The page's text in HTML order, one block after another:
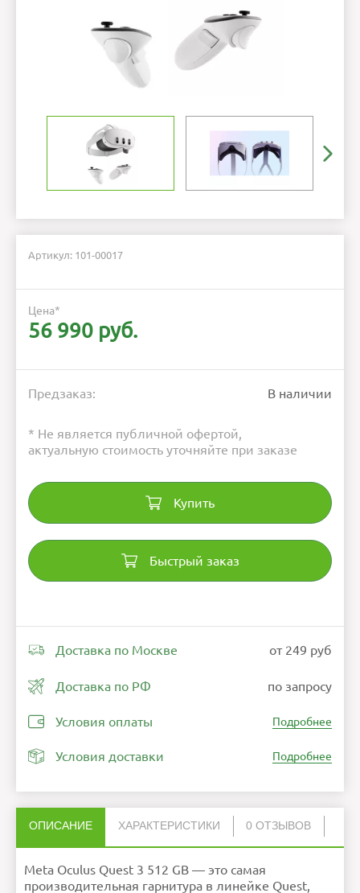
Артикул: 101-00017
Цена*
56 990 руб.
Предзаказ: В наличии
* Не является публичной офертой,
актуальную стоимость уточняйте при заказе
Купить
Быстрый заказ
Доставка по Москве от 249 руб
Доставка по РФ по запросу
Условия оплаты Подробнее
Условия доставки Подробнее
ОПИСАНИЕ ХАРАКТЕРИСТИКИ 0 ОТЗЫВОВ
Meta Oculus Quest 3 512 GB — это самая
производительная гарнитура в линейке Quest,
Разрешение
дисплея
Частота обновления 120 Гц
НАПИСАТЬ ОТЗЫВ